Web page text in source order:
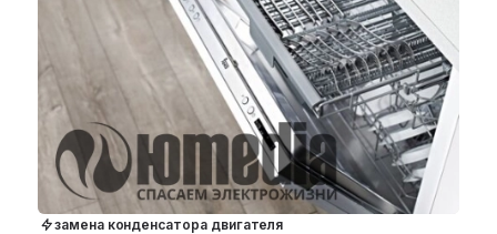
замена конденсатора двигателя